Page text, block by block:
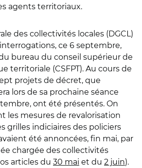
agents territoriaux.
des collectivités locales (DGCL)
ce 6 septembre,
bureau du conseil supérieur de
territoriale (CSFPT). Au cours de
projets de décret, que
lors de sa prochaine séance
ont été présentés. On
les mesures de revalorisation
grilles indiciaires des policiers
été annoncées, fin mai, par
chargée des collectivités
articles du 30 mai et du 2 juin).